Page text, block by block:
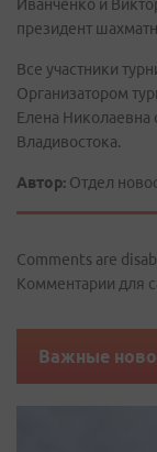
Иванченко и
президент
Все участники
Организатором
Елена Николаевна
Владивостока.
Автор: Отдел
Comments are
Комментарии для
Важные